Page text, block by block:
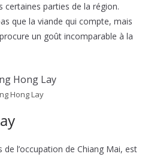
parties de la région.
que la viande qui compte, mais
un goût incomparable à la
Hong Lay
de l’occupation de Chiang Mai, est